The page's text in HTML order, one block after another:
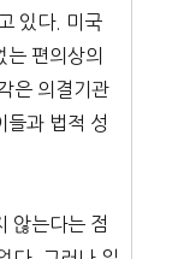
있다. 미국
는 편의상의
은 의결기관
들과 법적 성
않는다는 점